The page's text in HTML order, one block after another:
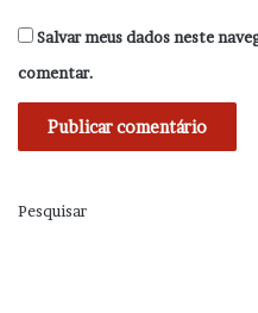
Salvar meus dados neste
comentar.
Pesquisar